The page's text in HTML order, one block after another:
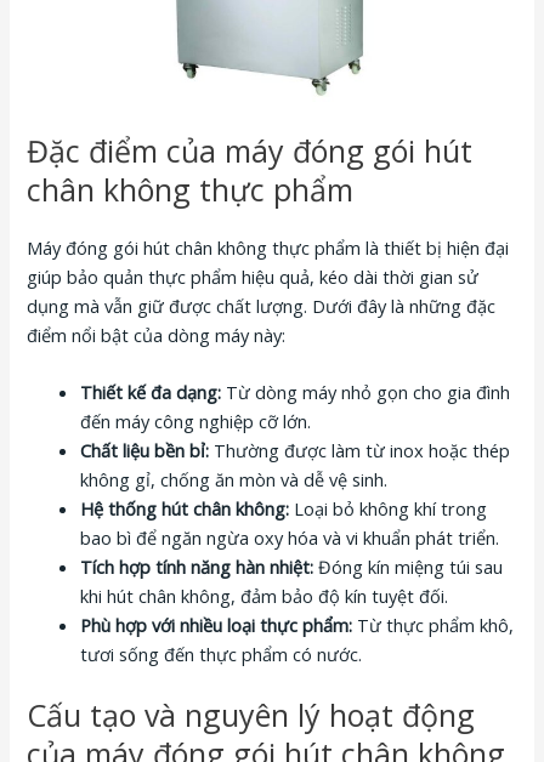
Đặc điểm của máy đóng gói hút
chân không thực phẩm
Máy đóng gói hút chân không thực phẩm là thiết bị hiện đại
giúp bảo quản thực phẩm hiệu quả, kéo dài thời gian sử
dụng mà vẫn giữ được chất lượng. Dưới đây là những đặc
điểm nổi bật của dòng máy này:
Thiết kế đa dạng: Từ dòng máy nhỏ gọn cho gia đình
đến máy công nghiệp cỡ lớn.
Chất liệu bền bỉ: Thường được làm từ inox hoặc thép
không gỉ, chống ăn mòn và dễ vệ sinh.
Hệ thống hút chân không: Loại bỏ không khí trong
bao bì để ngăn ngừa oxy hóa và vi khuẩn phát triển.
Tích hợp tính năng hàn nhiệt:Đóng kín miệng túi sau
khi hút chân không, đảm bảo độ kín tuyệt đối.
Phù hợp với nhiều loại thực phẩm: Từ thực phẩm khô,
tươi sống đến thực phẩm có nước.
Cấu tạo và nguyên lý hoạt động
của máy đóng gói hút chân không